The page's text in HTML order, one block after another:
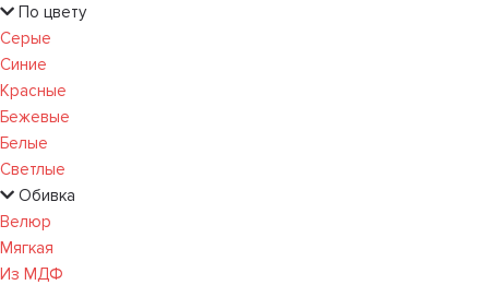
По цвету
Серые
Синие
Красные
Бежевые
Белые
Светлые
Обивка
Велюр
Мягкая
Из МДФ